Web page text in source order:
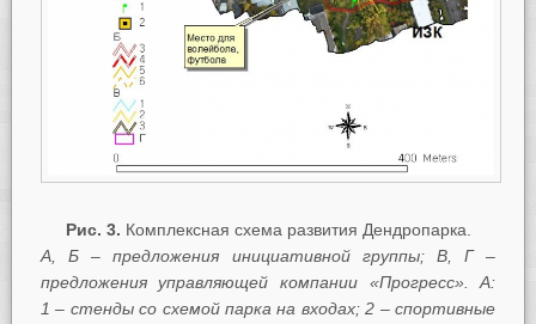
Рис. 3. Комплексная схема развития Дендропарка.
А,
Б – предложения инициативной группы; В, Г
–
предложения управляющей компании «Прогресс». А:
1 – стенды со схемой парка на входах; 2 – спортивные